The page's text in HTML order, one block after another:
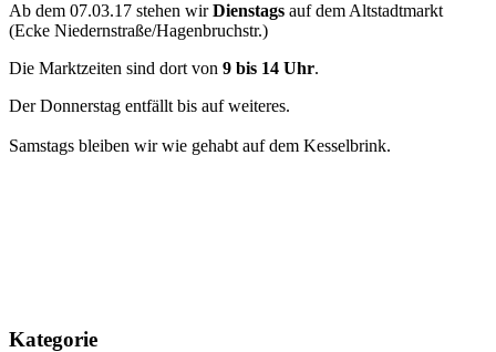
Ab dem 07.03.17 stehen wirDienstags auf dem Altstadtmarkt
(Ecke Niedernstraße/Hagenbruchstr.)
Die Marktzeiten sind dort von 9 bis 14 Uhr.
Der Donnerstag entfällt bis auf weiteres.
Samstags bleiben wir wie gehabt auf dem Kesselbrink.
Kategorie